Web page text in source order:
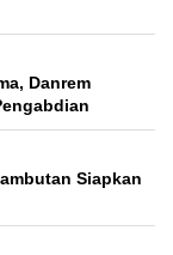
Danrem
Siapkan